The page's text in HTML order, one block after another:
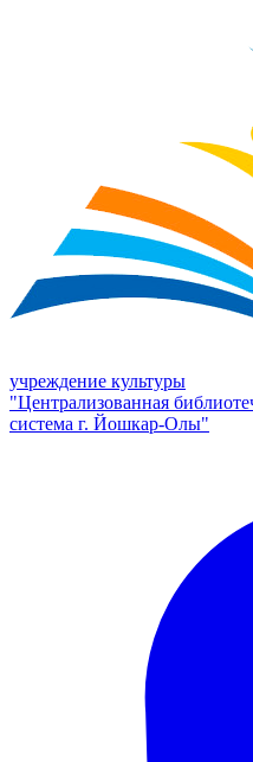
учреждение культуры
"Централизованная
система г. Йошкар-Олы"